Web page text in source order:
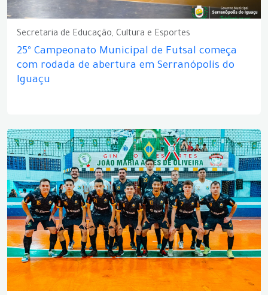
Secretaria de Educação, Cultura e Esportes
25º Campeonato Municipal de Futsal começa
com rodada de abertura em Serranópolis do
Iguaçu